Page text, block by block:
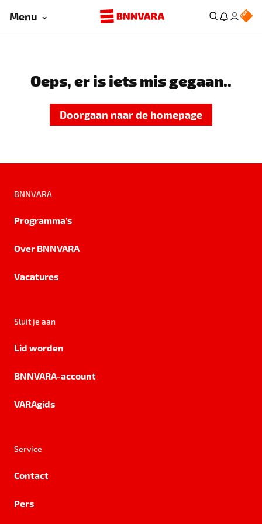
Menu
Oeps, er is iets mis gegaan..
Doorgaan naar de homepage
BNNVARA
Programma's
Over BNNVARA
Vacatures
Sluit je aan
Lid worden
BNNVARA-account
VARAgids
Service
Contact
Pers